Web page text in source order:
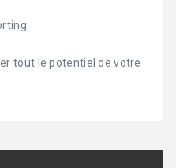
tout le potentiel de votre